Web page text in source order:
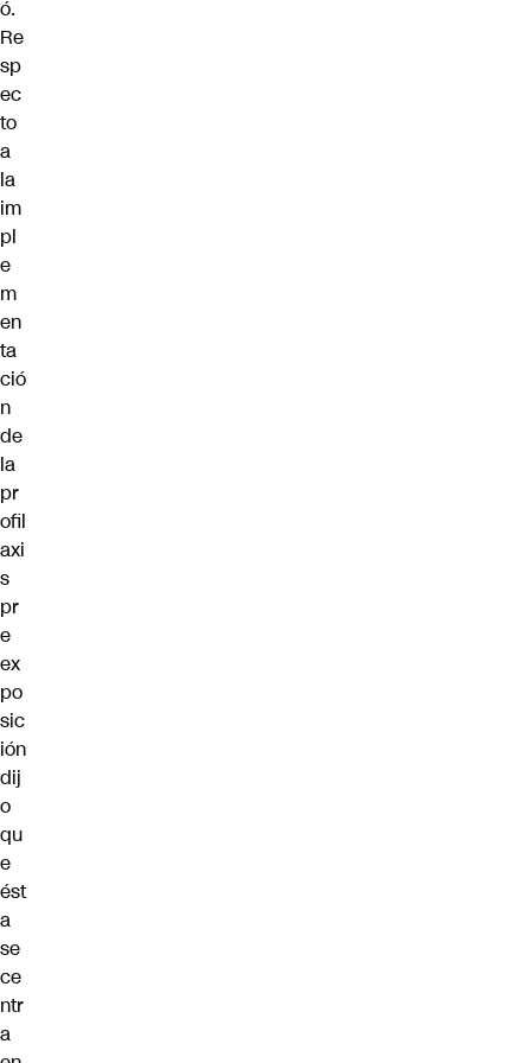
ó.
Re
sp
ec
to
a
la
im
pl
e
m
en
ta
ció
n
de
la
pr
ofil
axi
s
pr
e
ex
po
sic
ión
dij
o
qu
e
ést
a
se
ce
ntr
a